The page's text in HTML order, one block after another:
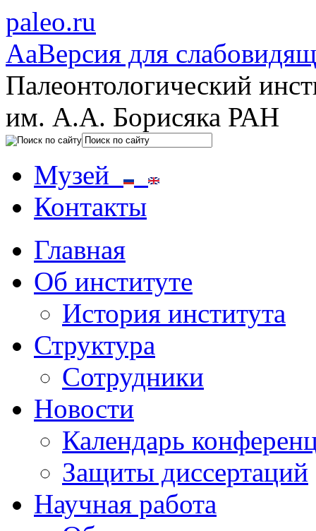
paleo.ru
AaВерсия для
Палеонтологический
им. А.А. Борисяка РАН
Музей
Контакты
Главная
Об институте
История института
Структура
Сотрудники
Новости
Календарь
Защиты диссертаций
Научная работа